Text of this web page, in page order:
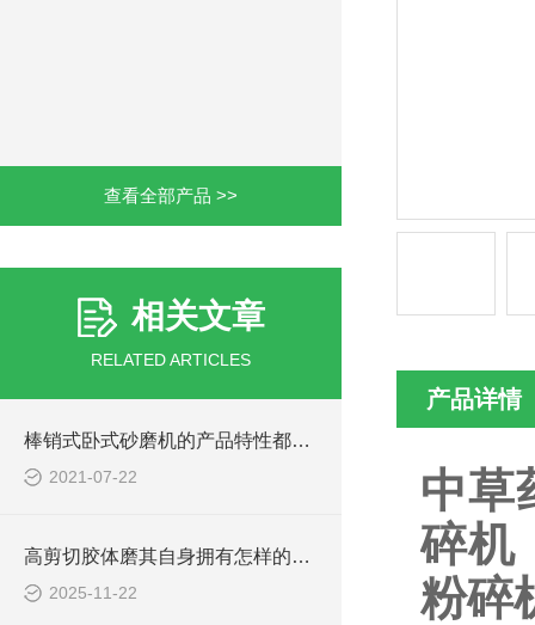
查看全部产品 >>
相关文章
RELATED ARTICLES
棒销式卧式砂磨机的产品特性都有哪些？
2021-07-22
高剪切胶体磨其自身拥有怎样的作用呢？
2025-11-22
产品详情
中草
碎机
粉碎